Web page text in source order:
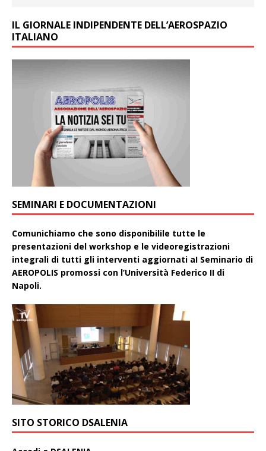
IL GIORNALE INDIPENDENTE DELL’AEROSPAZIO
ITALIANO
SEMINARI E DOCUMENTAZIONI
Comunichiamo che sono disponibilile tutte le
presentazioni del workshop e le videoregistrazioni
integrali di tutti gli interventi aggiornati aI Seminario di
AEROPOLIS promossi con l’Università Federico II di
Napoli.
SITO STORICO DSALENIA